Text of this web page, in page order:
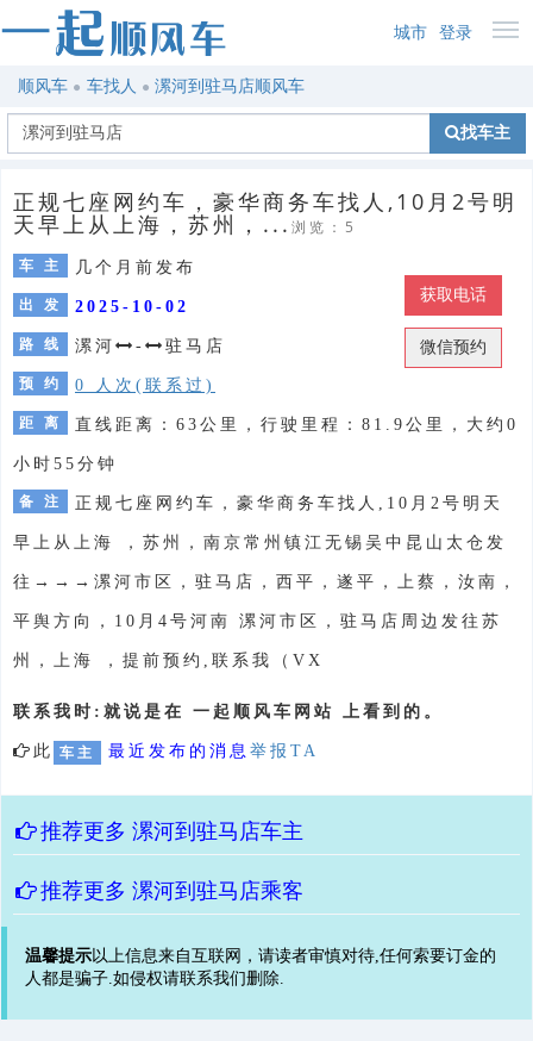
城市 登录
顺风车 车找人 漯河到驻马店顺风车
找车主
正规七座网约车，豪华商务车找人,10月2号明
天早上从上海，苏州，... 浏览：5
车 主 几个月前发布
出 发 2025-10-02
获取电话
微信预约
路 线 漯河 - 驻马店
预 约 0 人次(联系过)
距 离 直线距离：63公里，行驶里程：81.9公里，大约0
小时55分钟
备 注 正规七座网约车，豪华商务车找人,10月2号明天
早上从上海 ，苏州，南京常州镇江无锡吴中昆山太仓发
往→→→漯河市区，驻马店，西平，遂平，上蔡，汝南，
平舆方向，10月4号河南 漯河市区，驻马店周边发往苏
州，上海 ，提前预约,联系我（VX
联系我时:就说是在 一起顺风车网站 上看到的。
此 车主 最近发布的消息 举报TA
推荐更多 漯河到驻马店车主
推荐更多 漯河到驻马店乘客
温馨提示以上信息来自互联网，请读者审慎对待,任何索要订金的
人都是骗子.如侵权请联系我们删除.